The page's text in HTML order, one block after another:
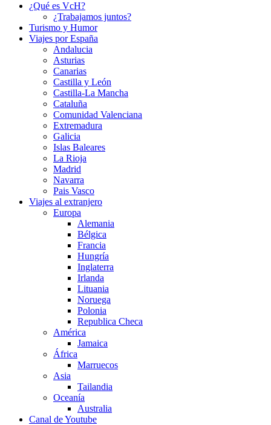
¿Qué es VcH?
¿Trabajamos juntos?
Turismo y Humor
Viajes por España
Andalucia
Asturias
Canarias
Castilla y León
Castilla-La Mancha
Cataluña
Comunidad Valenciana
Extremadura
Galicia
Islas Baleares
La Rioja
Madrid
Navarra
Pais Vasco
Viajes al extranjero
Europa
Alemania
Bélgica
Francia
Hungría
Inglaterra
Irlanda
Lituania
Noruega
Polonia
Republica Checa
América
Jamaica
África
Marruecos
Asia
Tailandia
Oceanía
Australia
Canal de Youtube